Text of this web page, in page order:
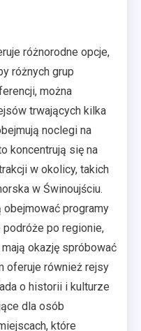
różnorodne opcje,
różnych grup
można
trwających kilka
noclegi na
koncentrują się na
w okolicy, takich
w Świnoujściu.
obejmować programy
podróże po regionie,
okazję spróbować
oferuje również rejsy
o historii i kulturze
dla osób
które